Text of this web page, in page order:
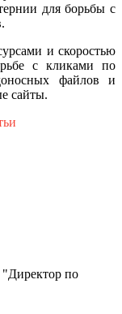
для борьбы с
и скоростью
с кликами по
файлов и
сайты.
по